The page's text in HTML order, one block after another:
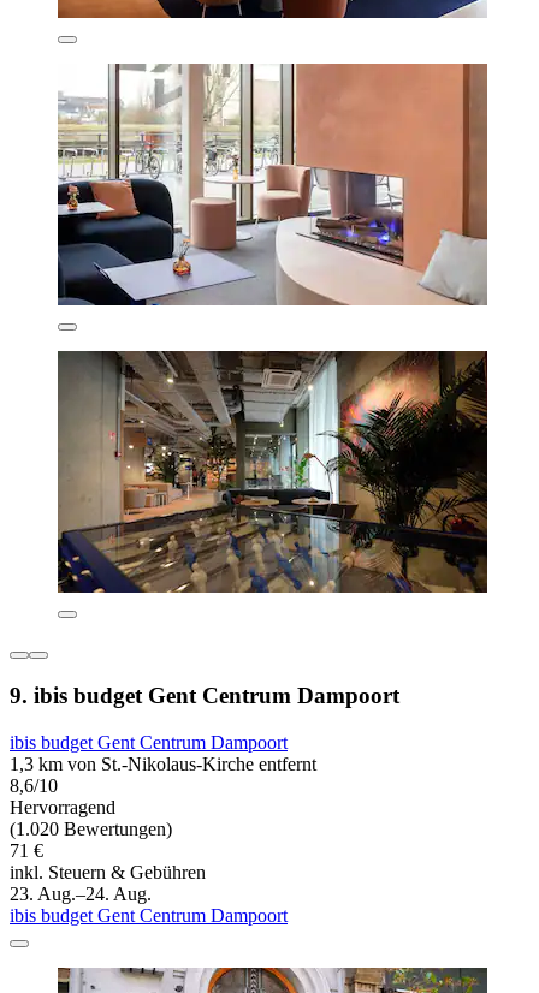
9. ibis budget Gent Centrum Dampoort
ibis budget Gent Centrum Dampoort
1,3 km von St.-Nikolaus-Kirche entfernt
8,6/10
Hervorragend
(1.020 Bewertungen)
71 €
inkl. Steuern & Gebühren
23. Aug.–24. Aug.
ibis budget Gent Centrum Dampoort